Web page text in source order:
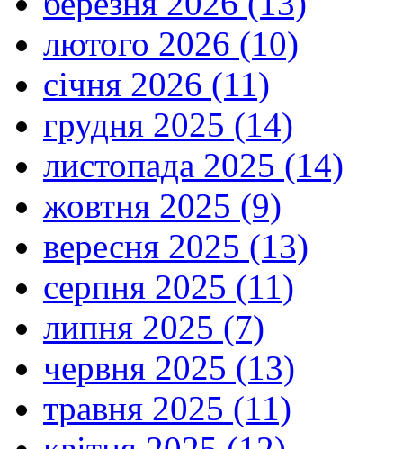
лютого 2026 (10)
січня 2026 (11)
грудня 2025 (14)
листопада 2025 (14)
жовтня 2025 (9)
вересня 2025 (13)
серпня 2025 (11)
липня 2025 (7)
червня 2025 (13)
травня 2025 (11)